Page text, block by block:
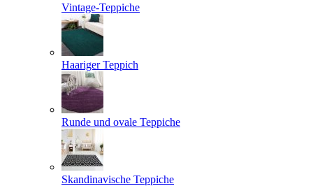
Vintage-Teppiche
Haariger Teppich
Runde und ovale Teppiche
Skandinavische Teppiche